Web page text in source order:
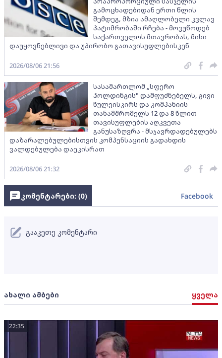
გამოცხადებიდან ერთი წლის
შემდეგ, მზია ამაღლობელი კვლავ
პატიმრობაში რჩება - მოვუწოდებ
საქართველოს მთავრობას, მისი
დაუყოვნებლივი და უპირობო გათავისუფლებისკენ
2026/08/06 21:56
სასამართლომ „სფერო
ჰოლდინგის" დამფუძნებელს, გივი
წულეისკირს და კომპანიის
თანამშრომელს 12 და 8 წლით
თავისუფლების აღკვეთა
განუსაზღვრა - მსჯავრდადებულებს
დაზარალებულებისთვის კომპენსაციის გადახდის
ვალდებულება დაეკისრათ
2026/08/06 21:32
ახალი ამბები ყველა
22:35
კომენტარები: (0) Facebook
გააკეთე კომენტარი